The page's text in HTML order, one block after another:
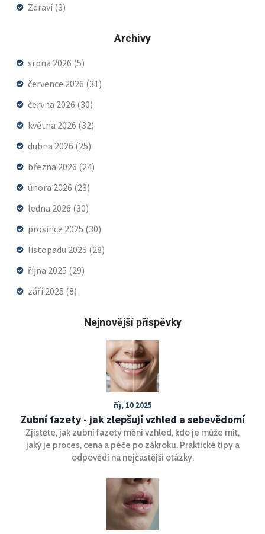
Zdraví(3)
Archivy
srpna 2026 (5)
července 2026 (31)
června 2026 (30)
května 2026 (32)
dubna 2026 (25)
března 2026 (24)
února 2026 (23)
ledna 2026 (30)
prosince 2025 (30)
listopadu 2025 (28)
října 2025 (29)
září 2025 (8)
Nejnovější příspěvky
říj, 10 2025
Zubní fazety - jak zlepšují vzhled a sebevědomí
Zjistěte, jak zubní fazety mění vzhled, kdo je může mít,
jaký je proces, cena a péče po zákroku. Praktické tipy a
odpovědi na nejčastější otázky.